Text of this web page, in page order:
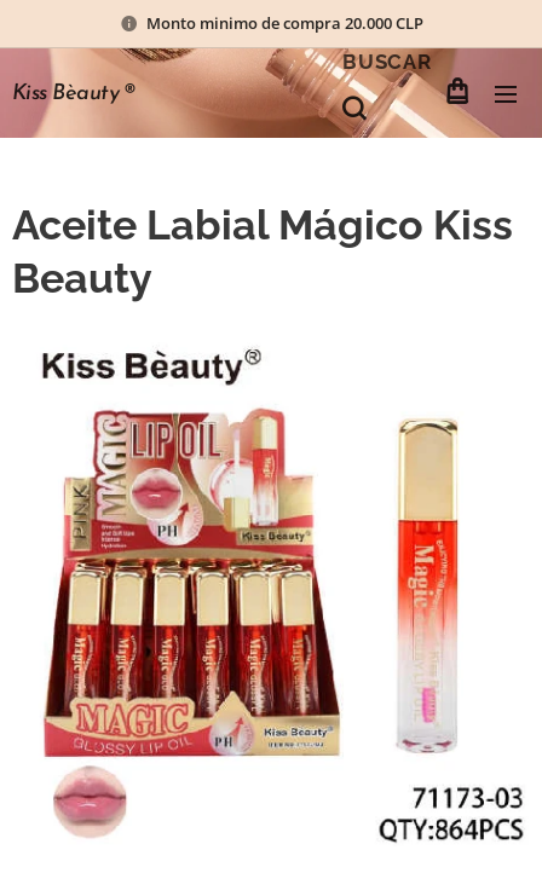
Monto minimo de compra 20.000 CLP
Kiss Bèauty®
BUSCAR
Aceite Labial Mágico Kiss
Beauty